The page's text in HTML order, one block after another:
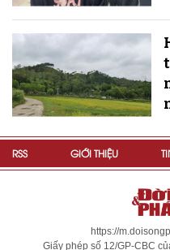
RSS GIỚI THIỆU
https://
Giấy phép số 12/GP-CBC